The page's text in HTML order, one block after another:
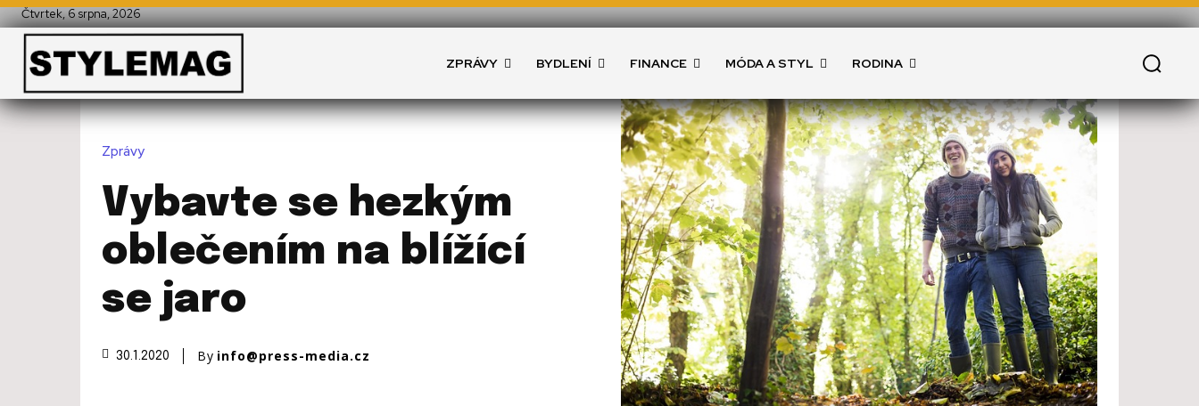
Čtvrtek, 6 srpna, 2026
ZPRÁVY BYDLENÍ FINANCE MÓDA A STYL RODINA
Zprávy
Vybavte se hezkým
oblečením na blížící
se jaro
30.1.2020 By info@press-media.cz